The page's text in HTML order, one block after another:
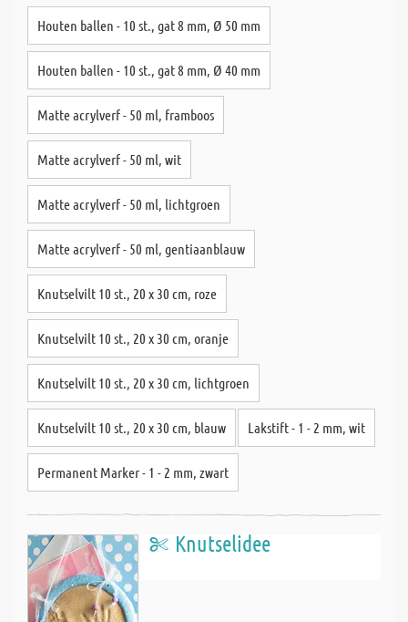
Houten ballen - 10 st., gat 8 mm, Ø 50 mm
Houten ballen - 10 st., gat 8 mm, Ø 40 mm
Matte acrylverf - 50 ml, framboos
Matte acrylverf - 50 ml, wit
Matte acrylverf - 50 ml, lichtgroen
Matte acrylverf - 50 ml, gentiaanblauw
Knutselvilt 10 st., 20 x 30 cm, roze
Knutselvilt 10 st., 20 x 30 cm, oranje
Knutselvilt 10 st., 20 x 30 cm, lichtgroen
Knutselvilt 10 st., 20 x 30 cm, blauw Lakstift - 1 - 2 mm, wit
Permanent Marker - 1 - 2 mm, zwart
Knutselidee